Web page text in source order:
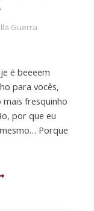
Guerra
é beeeem
para vocês,
fresquinho
por que eu
Porque